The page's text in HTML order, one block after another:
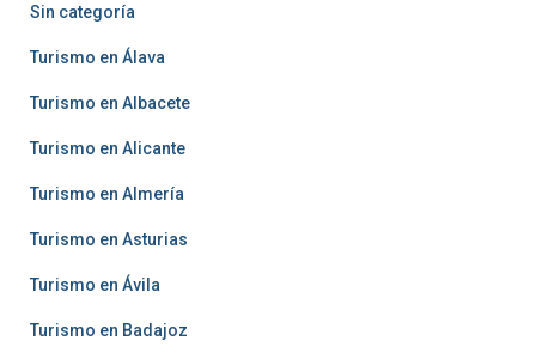
Sin categoría
Turismo en Álava
Turismo en Albacete
Turismo en Alicante
Turismo en Almería
Turismo en Asturias
Turismo en Ávila
Turismo en Badajoz